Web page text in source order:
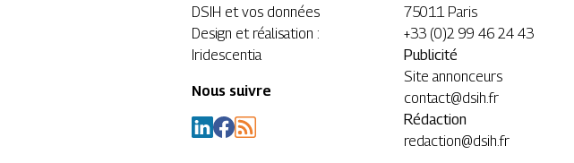
DSIH et vos données
Design et réalisation :
Iridescentia
Nous suivre
75011 Paris
+33 (0)2 99 46 24 43
Publicité
Site annonceurs
contact@dsih.fr
Rédaction
redaction@dsih.fr